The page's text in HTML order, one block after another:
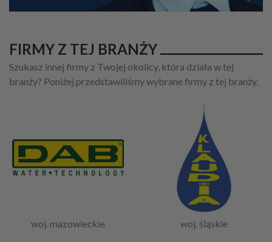
FIRMY Z TEJ BRANŻY
Szukasz innej firmy z Twojej okolicy, która działa w tej
branży? Poniżej przedstawiliśmy wybrane firmy z tej branży.
woj. mazowieckie woj. śląskie